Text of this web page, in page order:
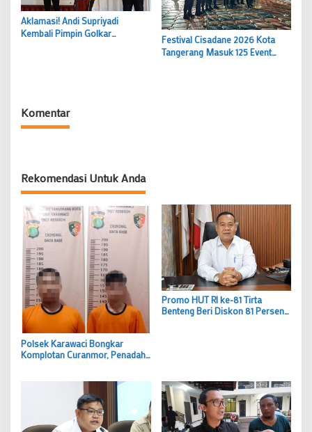
Aklamasi! Andi Supriyadi
Kembali Pimpin Golkar
Festival Cisadane 2026 Kota
Tangerang Masuk 125 Event
Komentar
Rekomendasi Untuk Anda
Polsek Karawaci Bongkar
Komplotan Curanmor, Penadah
Promo HUT RI ke-81 Tirta
Benteng Beri Diskon 81 Persen